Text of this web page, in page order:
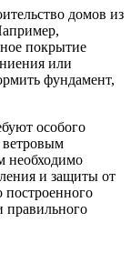
домов из
покрытие
или
фундамент,
особого
необходимо
и защиты от
правильного